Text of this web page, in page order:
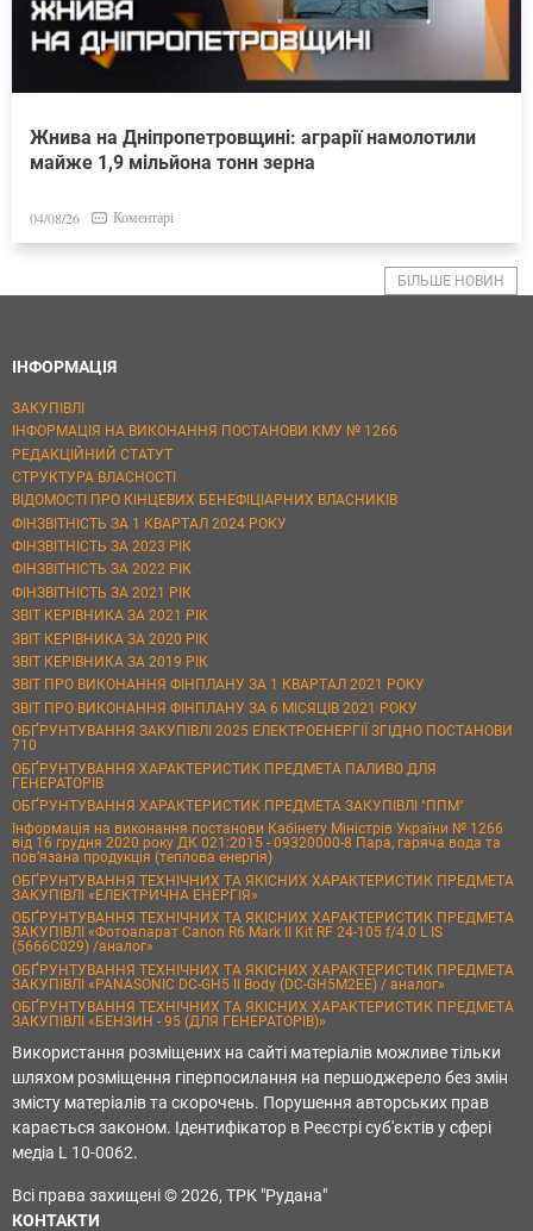
Жнива на Дніпропетровщині: аграрії намолотили
майже 1,9 мільйона тонн зерна
04/08/26 Коментарі
БІЛЬШЕ НОВИН
ІНФОРМАЦІЯ
ЗАКУПІВЛІ
ІНФОРМАЦІЯ НА ВИКОНАННЯ ПОСТАНОВИ КМУ № 1266
РЕДАКЦІЙНИЙ СТАТУТ
СТРУКТУРА ВЛАСНОСТІ
ВІДОМОСТІ ПРО КІНЦЕВИХ БЕНЕФІЦІАРНИХ ВЛАСНИКІВ
ФІНЗВІТНІСТЬ ЗА 1 КВАРТАЛ 2024 РОКУ
ФІНЗВІТНІСТЬ ЗА 2023 РІК
ФІНЗВІТНІСТЬ ЗА 2022 РІК
ФІНЗВІТНІСТЬ ЗА 2021 РІК
ЗВІТ КЕРІВНИКА ЗА 2021 РІК
ЗВІТ КЕРІВНИКА ЗА 2020 РІК
ЗВІТ КЕРІВНИКА ЗА 2019 РІК
ЗВІТ ПРО ВИКОНАННЯ ФІНПЛАНУ ЗА 1 КВАРТАЛ 2021 РОКУ
ЗВІТ ПРО ВИКОНАННЯ ФІНПЛАНУ ЗА 6 МІСЯЦІВ 2021 РОКУ
ОБҐРУНТУВАННЯ ЗАКУПІВЛІ 2025 ЕЛЕКТРОЕНЕРГІЇ ЗГІДНО ПОСТАНОВИ
710
ОБҐРУНТУВАННЯ ХАРАКТЕРИСТИК ПРЕДМЕТА ПАЛИВО ДЛЯ
ГЕНЕРАТОРІВ
ОБҐРУНТУВАННЯ ХАРАКТЕРИСТИК ПРЕДМЕТА ЗАКУПІВЛІ "ППМ"
Інформація на виконання постанови Кабінету Міністрів України № 1266
від 16 грудня 2020 року ДК 021:2015 - 09320000-8 Пара, гаряча вода та
пов’язана продукція (теплова енергія)
ОБҐРУНТУВАННЯ ТЕХНІЧНИХ ТА ЯКІСНИХ ХАРАКТЕРИСТИК ПРЕДМЕТА
ЗАКУПІВЛІ «ЕЛЕКТРИЧНА ЕНЕРГІЯ»
ОБҐРУНТУВАННЯ ТЕХНІЧНИХ ТА ЯКІСНИХ ХАРАКТЕРИСТИК ПРЕДМЕТА
ЗАКУПІВЛІ «Фотоапарат Canon R6 Mark II Kit RF 24-105 f/4.0 L IS
(5666C029) /аналог»
ОБҐРУНТУВАННЯ ТЕХНІЧНИХ ТА ЯКІСНИХ ХАРАКТЕРИСТИК ПРЕДМЕТА
ЗАКУПІВЛІ «PANASONIC DC-GH5 II Body (DC-GH5M2EE) / аналог»
ОБҐРУНТУВАННЯ ТЕХНІЧНИХ ТА ЯКІСНИХ ХАРАКТЕРИСТИК ПРЕДМЕТА
ЗАКУПІВЛІ «БЕНЗИН - 95 (ДЛЯ ГЕНЕРАТОРІВ)»
Використання розміщених на сайті матеріалів можливе тільки
шляхом розміщення гіперпосилання на першоджерело без змін
змісту матеріалів та скорочень. Порушення авторських прав
карається законом. Ідентифікатор в Реєстрі суб'єктів у сфері
медіа L 10-0062.
Всі права захищені © 2026, ТРК "Рудана"
КОНТАКТИ